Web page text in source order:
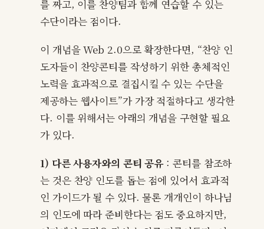
를 짜고, 이를 찬양팀과 함께 연습할 수 있는
수단이라는 점이다.
이 개념을 Web 2.0으로 확장한다면, “찬양 인
도자들이 찬양콘티를 작성하기 위한 총체적인
노력을 효과적으로 결집시킬 수 있는 수단을
제공하는 웹사이트”가 가장 적절하다고 생각한
다. 이를 위해서는 아래의 개념을 구현할 필요
가 있다.
1) 다른 사용자와의 콘티 공유 : 콘티를 참조하
는 것은 찬양 인도를 돕는 점에 있어서 효과적
인 가이드가 될 수 있다. 물론 개개인이 하나님
의 인도에 따라 준비한다는 점도 중요하지만,